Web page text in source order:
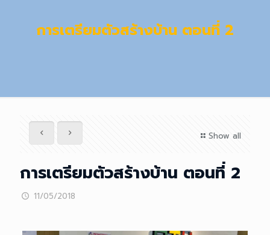
การเตรียมตัวสร้างบ้าน ตอนที่ 2
Show all
การเตรียมตัวสร้างบ้าน ตอนที่ 2
11/05/2018